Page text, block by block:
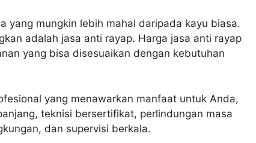
yang mungkin lebih mahal daripada kayu biasa.
adalah jasa anti rayap. Harga jasa anti rayap
yang bisa disesuaikan dengan kebutuhan
yang menawarkan manfaat untuk Anda,
teknisi bersertifikat, perlindungan masa
dan supervisi berkala.